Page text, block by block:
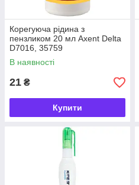
Корегуюча рідина з
пензликом 20 мл Axent Delta
D7016, 35759
В наявності
21 ₴
Купити